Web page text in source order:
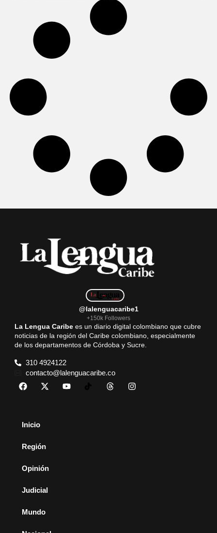
@lalenguacaribe1
+150k Followers
La Lengua Caribe es un diario digital colombiano que cubre
noticias de la región del Caribe colombiano, especialmente
de los departamentos de Córdoba y Sucre.
310 4924122
contacto@lalenguacaribe.co
Inicio
Región
Opinión
Judicial
Mundo